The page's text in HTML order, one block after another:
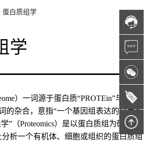
蛋白质组学
学
）一词源于蛋白质“PROTEin”与基因
的杂合，意指“一个基因组表达的全套蛋
”（Proteomics）是以蛋白质组为研究对
析一个有机体、细胞或组织的蛋白质组